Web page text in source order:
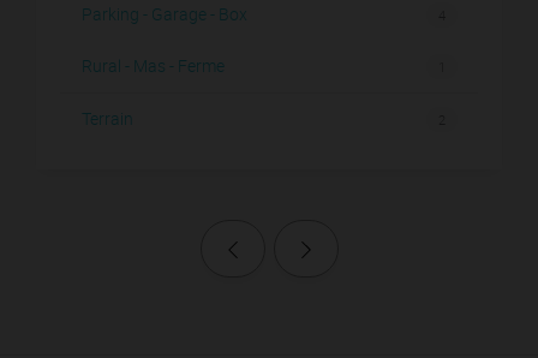
Parking - Garage - Box
Rural - Mas - Ferme
Terrain
Page précédente